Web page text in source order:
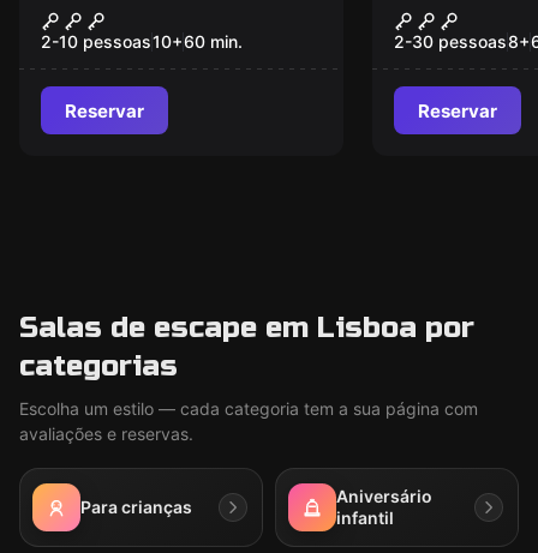
Novo
Illuminati e a Lança do
Destino
2-10 pessoas10+60 min.
Reservar
ELECTUS
2-30 pessoas8+
Reservar
Salas de escape em Lisboa por
categorias
Escolha um estilo — cada categoria tem a sua página com
avaliações e reservas.
Para crianças
Aniversário
infantil